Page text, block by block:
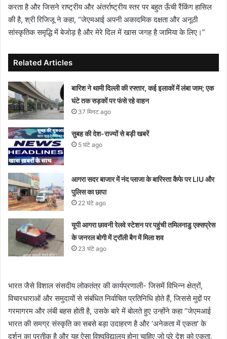
करता है और जिसने राष्ट्रीय और अंतर्राष्ट्रीय स्तर पर बहुत ऊँची रैंकिंग हासिल
की है, श्री रिजिजू ने कहा, “जेएमआई अपनी अकादमिक दक्षता और अनूठी
सांस्कृतिक समृद्धि में बेजोड़ है और मेरे दिल में खास जगह है जामिया के लिए।”
Related Articles
बारिश ने थामी दिल्ली की रफ्तार, कई इलाकों में लंबा जाम; एक
घंटे तक सड़कों पर फंसे रहे वाहन
37 मिनट ago
सुबह की देश-राज्यों से बड़ी खबरें
5 घंटे ago
आगरा सदर बाजार में नंद प्लाजा के बारिस्ता कैफे पर LIU और
पुलिस का छापा
22 घंटे ago
यूपी आगरा छावनी रेलवे स्टेशन पर पहुंची तमिलनाडु एक्सप्रेस
के जनरल बोगी में ट्रॉली बैग में मिला शव
23 घंटे ago
भारत जैसे विशाल संसदीय लोकतंत्र की कार्यप्रणाली- जिसमें विभिन्न क्षेत्रों,
विचारधाराओं और समुदायों से संबंधित निर्वाचित प्रतिनिधि होते हैं, जिससे मुद्दों पर
गरमागरम और लंबी बहस होती है, उसके बारे में बोलते हुए उन्होंने कहा “जेएमआई
भारत की समग्र संस्कृति का सबसे बड़ा उदाहरण है और ‘अनेकता में एकता’ के
दर्शन का प्रतीक है और यह ऐसा विश्वविद्यालय होना चाहिए जो पूरे देश को एकता,